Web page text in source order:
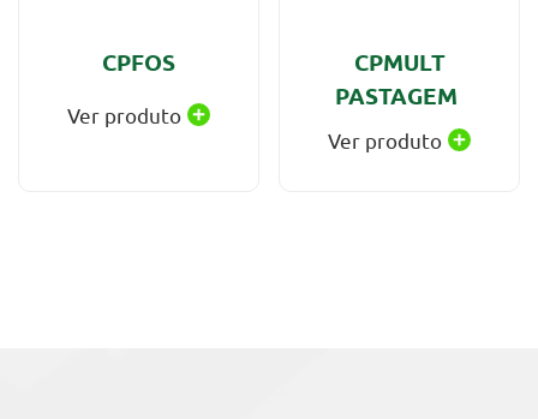
CPFOS
Ver produto
CPMULT
PASTAGEM
Ver produto